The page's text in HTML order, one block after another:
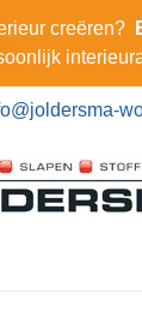
creëren?